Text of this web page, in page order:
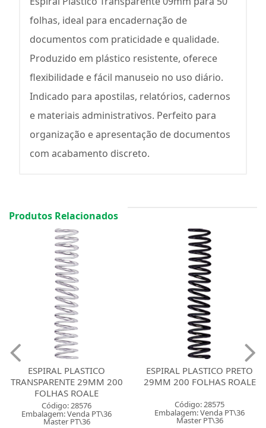
folhas, ideal para encadernação de
documentos com praticidade e qualidade.
Produzido em plástico resistente, oferece
flexibilidade e fácil manuseio no uso diário.
Indicado para apostilas, relatórios, cadernos
e materiais administrativos. Perfeito para
organização e apresentação de documentos
com acabamento discreto.
Produtos Relacionados
ESPIRAL PLASTICO
TRANSPARENTE 29MM 200
FOLHAS ROALE
Código: 28576
Embalagem: Venda PT\36
Master PT\36
ESPIRAL PLASTICO PRETO
29MM 200 FOLHAS ROALE
Código: 28575
Embalagem: Venda PT\36
Master PT\36